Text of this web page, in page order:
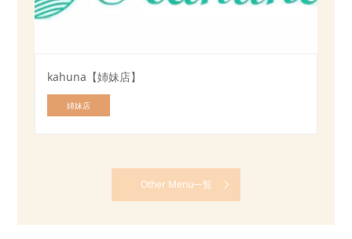
Other Menu一覧
kahuna【姉妹店】
姉妹店